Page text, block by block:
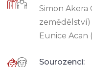
Simon Akera
zemědělství)
Eunice Acan
Sourozenci: